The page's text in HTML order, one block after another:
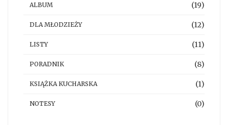
ALBUM (19)
DLA MŁODZIEŻY (12)
LISTY (11)
PORADNIK (8)
KSIĄŻKA KUCHARSKA (1)
NOTESY (0)